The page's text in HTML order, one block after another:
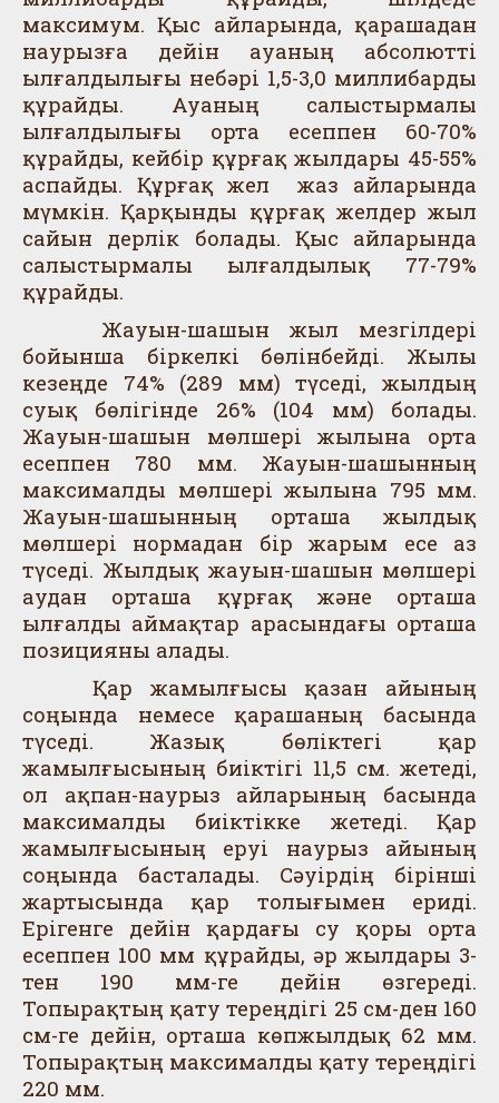
максимум. Қыс айларында, қарашадан
наурызға дейін ауаның абсолютті
ылғалдылығы небәрі 1,5-3,0 миллибарды
құрайды. Ауаның салыстырмалы
ылғалдылығы орта есеппен 60-70%
құрайды, кейбір құрғақ жылдары 45-55%
аспайды. Құрғақ жел жаз айларында
мүмкін. Қарқынды құрғақ желдер жыл
сайын дерлік болады. Қыс айларында
салыстырмалы ылғалдылық 77-79%
құрайды.
Жауын-шашын жыл мезгілдері
бойынша біркелкі бөлінбейді. Жылы
кезеңде 74% (289 мм) түседі, жылдың
суық бөлігінде 26% (104 мм) болады.
Жауын-шашын мөлшері жылына орта
есеппен 780 мм. Жауын-шашынның
максималды мөлшері жылына 795 мм.
Жауын-шашынның орташа жылдық
мөлшері нормадан бір жарым есе аз
түседі. Жылдық жауын-шашын мөлшері
аудан орташа құрғақ және орташа
ылғалды аймақтар арасындағы орташа
позицияны алады.
Қар жамылғысы қазан айының
соңында немесе қарашаның басында
түседі. Жазық бөліктегі қар
жамылғысының биіктігі 11,5 см. жетеді,
ол ақпан-наурыз айларының басында
максималды биіктікке жетеді. Қар
жамылғысының еруі наурыз айының
соңында басталады. Сәуірдің бірінші
жартысында қар толығымен ериді.
Ерігенге дейін қардағы су қоры орта
есеппен 100 мм құрайды, әр жылдары 3-
тен 190 мм-ге дейін өзгереді.
Топырақтың қату тереңдігі 25 см-ден 160
см-ге дейін, орташа көпжылдық 62 мм.
Топырақтың максималды қату тереңдігі
220 мм.